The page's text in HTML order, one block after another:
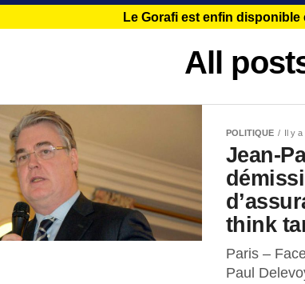
Le Gorafi est enfin disponible
All
POLITIQUE Il y
Jean-
think
Paris –
Paul